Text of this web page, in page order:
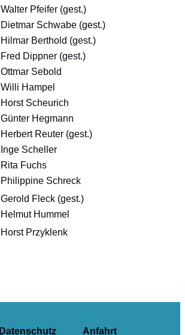
Walter Pfeifer (gest.)
Dietmar Schwabe (gest.)
Hilmar Berthold (gest.)
Fred Dippner (gest.)
Ottmar Sebold
Willi Hampel
Horst Scheurich
Günter Hegmann
Herbert Reuter (gest.)
Inge Scheller
Rita Fuchs
Philippine Schreck
Gerold Fleck (gest.)
Helmut Hummel
Horst Przyklenk
Datenschutz Anfahrt